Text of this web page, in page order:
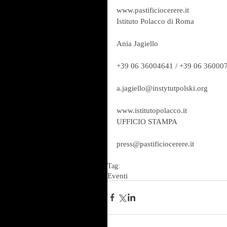
www.pastificiocerere.it
Istituto Polacco di Roma
Ania Jagiello
+39 06 36004641 / +39 06
a.jagiello@instytutpolski.org
www.istitutopolacco.it
UFFICIO STAMPA
press@pastificiocerere.it
Tag:
Eventi